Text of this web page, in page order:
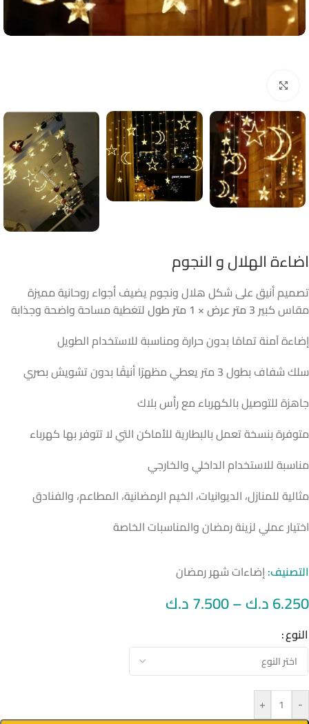
اضاءة الهلال و النجوم
تصميم أنيق على شكل هلال ونجوم يضيف أجواء روحانية مميزة
مقاس كبير 3 متر عرض × 1 متر طول
لتغطية مساحة واضحة وجذابة
إضاءة آمنة تمامًا بدون حرارة ومناسبة للاستخدام الطويل
سلك شفاف بطول 3 متر يعطي مظهرًا أنيقًا بدون تشويش بصري
جاهزة للتوصيل بالكهرباء مع رأس بلاك
متوفرة بنسخة تعمل بالبطارية للأماكن التي لا تتوفر بها كهرباء
مناسبة للاستخدام الداخلي والخارجي
مثالية للمنازل، الديوانيات، الخيم الرمضانية، المطاعم، والفنادق
اختيار عملي لزينة رمضان والمناسبات الخاصة
التصنيف:إضاءات شهر رمضان
6.250د.ك–
7.500د.ك
النوع
-
+